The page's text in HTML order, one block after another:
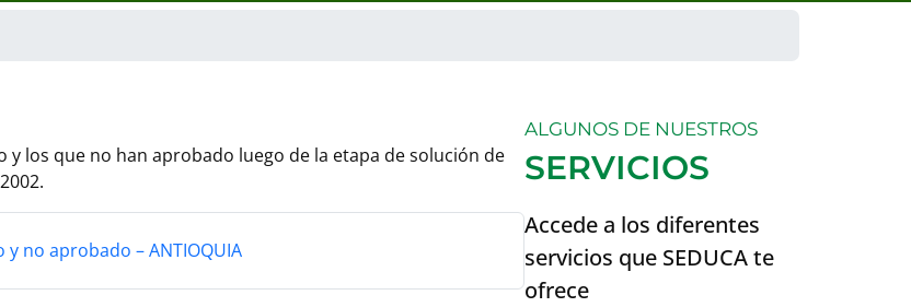
los que no han aprobado luego de la etapa de solución de
no aprobado – ANTIOQUIA
ALGUNOS DE NUESTROS
SERVICIOS
Accede a los diferentes
servicios que SEDUCA te
ofrece